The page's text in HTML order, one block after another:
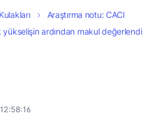
Araştırma notu: CACI
yükselişin ardından makul değerlendi